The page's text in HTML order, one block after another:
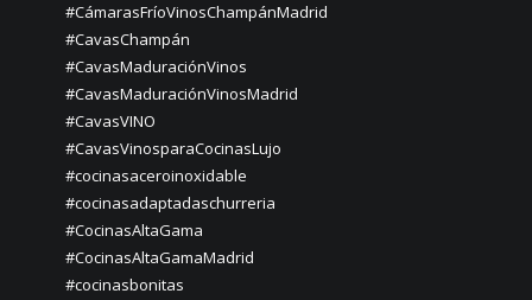
#CámarasFríoVinosChampánMadrid
#CavasChampán
#CavasMaduraciónVinos
#CavasMaduraciónVinosMadrid
#CavasVINO
#CavasVinosparaCocinasLujo
#cocinasaceroinoxidable
#cocinasadaptadaschurreria
#CocinasAltaGama
#CocinasAltaGamaMadrid
#cocinasbonitas